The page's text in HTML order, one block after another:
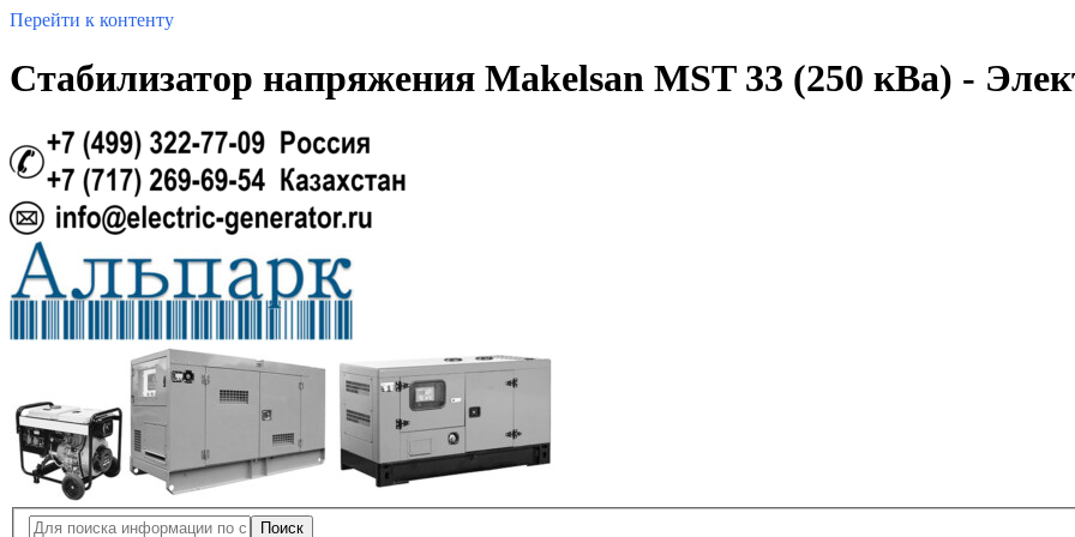
Перейти к контенту
Стабилизатор напряжения Makelsan MST 33 (250 кВа) -
Поиск